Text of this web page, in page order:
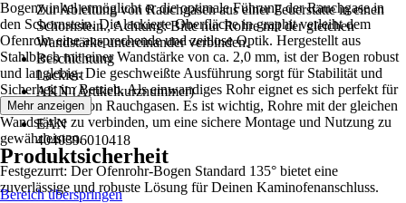
Zur Ableitung von Rauchgasen aus einer Feuerstätte in einen
Schornstein., Achtung: Bitte nur Rohre mit der gleichen
Wandstärke untereinander verbinden.
Beschichtung
Lackiert
AKN (Artikelkurznummer)
3G3T
EAN
4040396010418
Bogenwinkel ermöglicht er die optimale Führung der Rauchgase in
den Schornstein. Die lackierte Oberfläche in graphit verleiht dem
Ofenrohr eine ansprechende und zeitlose Optik. Hergestellt aus
Stahlblech mit einer Wandstärke von ca. 2,0 mm, ist der Bogen robust
und langlebig. Die geschweißte Ausführung sorgt für Stabilität und
Sicherheit im Betrieb. Als einwandiges Rohr eignet es sich perfekt für
die Ableitung von Rauchgasen. Es ist wichtig, Rohre mit der gleichen
Wandstärke zu verbinden, um eine sichere Montage und Nutzung zu
gewährleisten.
Festgezurrt: Der Ofenrohr-Bogen Standard 135° bietet eine
zuverlässige und robuste Lösung für Deinen Kaminofenanschluss.
Mehr anzeigen
Produktsicherheit
Bereich überspringen